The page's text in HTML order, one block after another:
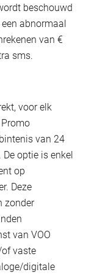
beschouwd
abnormaal
van €
sms.
voor elk
van 24
optie is enkel
op
Deze
zonder
van VOO
vaste
digitale